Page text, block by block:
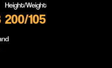
Height/Weight
200/105